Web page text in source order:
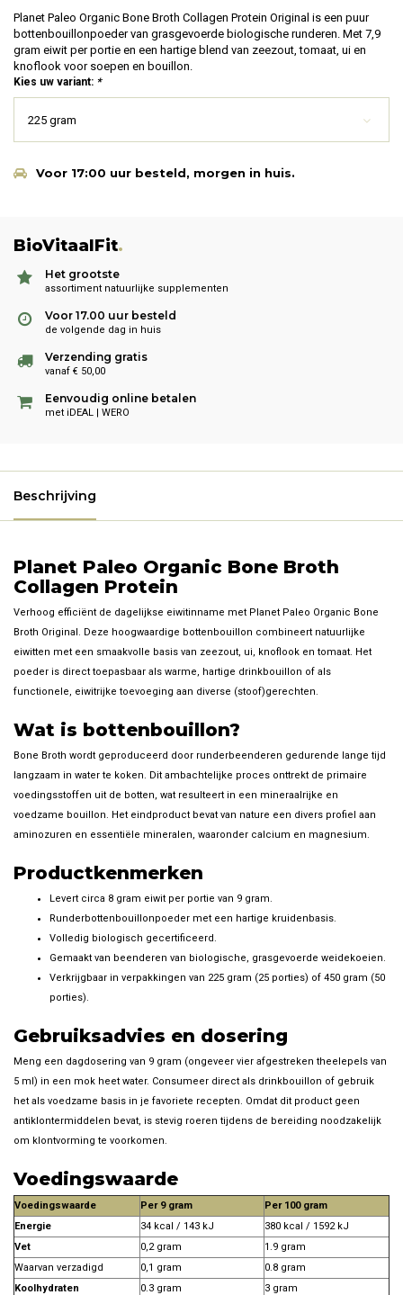
Planet Paleo Organic Bone Broth Collagen Protein Original is een puur
bottenbouillonpoeder van grasgevoerde biologische runderen. Met 7,9
gram eiwit per portie en een hartige blend van zeezout, tomaat, ui en
knoflook voor soepen en bouillon.
Kies uw variant: *
225 gram
Voor 17:00 uur besteld, morgen in huis.
BioVitaalFit.
Het grootste
assortiment natuurlijke supplementen
Voor 17.00 uur besteld
de volgende dag in huis
Verzending gratis
vanaf € 50,00
Eenvoudig online betalen
met iDEAL | WERO
Beschrijving
Planet Paleo Organic Bone Broth
Collagen Protein
Verhoog efficiënt de dagelijkse eiwitinname met Planet Paleo Organic Bone
Broth Original. Deze hoogwaardige bottenbouillon combineert natuurlijke
eiwitten met een smaakvolle basis van zeezout, ui, knoflook en tomaat. Het
poeder is direct toepasbaar als warme, hartige drinkbouillon of als
functionele, eiwitrijke toevoeging aan diverse (stoof)gerechten.
Wat is bottenbouillon?
Bone Broth wordt geproduceerd door runderbeenderen gedurende lange tijd
langzaam in water te koken. Dit ambachtelijke proces onttrekt de primaire
voedingsstoffen uit de botten, wat resulteert in een mineraalrijke en
voedzame bouillon. Het eindproduct bevat van nature een divers profiel aan
aminozuren en essentiële mineralen, waaronder calcium en magnesium.
Productkenmerken
Levert circa 8 gram eiwit per portie van 9 gram.
Runderbottenbouillonpoeder met een hartige kruidenbasis.
Volledig biologisch gecertificeerd.
Gemaakt van beenderen van biologische, grasgevoerde weidekoeien.
Verkrijgbaar in verpakkingen van 225 gram (25 porties) of 450 gram (50
porties).
Gebruiksadvies en dosering
Meng een dagdosering van 9 gram (ongeveer vier afgestreken theelepels van
5 ml) in een mok heet water. Consumeer direct als drinkbouillon of gebruik
het als voedzame basis in je favoriete recepten. Omdat dit product geen
antiklontermiddelen bevat, is stevig roeren tijdens de bereiding noodzakelijk
om klontvorming te voorkomen.
Voedingswaarde
Voedingswaarde Per 9 gram
Per 100 gram
Energie
34 kcal / 143 kJ
380 kcal / 1592 kJ
Vet
0,2 gram
1.9 gram
Waarvan verzadigd
0,1 gram
0.8 gram
Koolhydraten
0.3 gram
3 gram